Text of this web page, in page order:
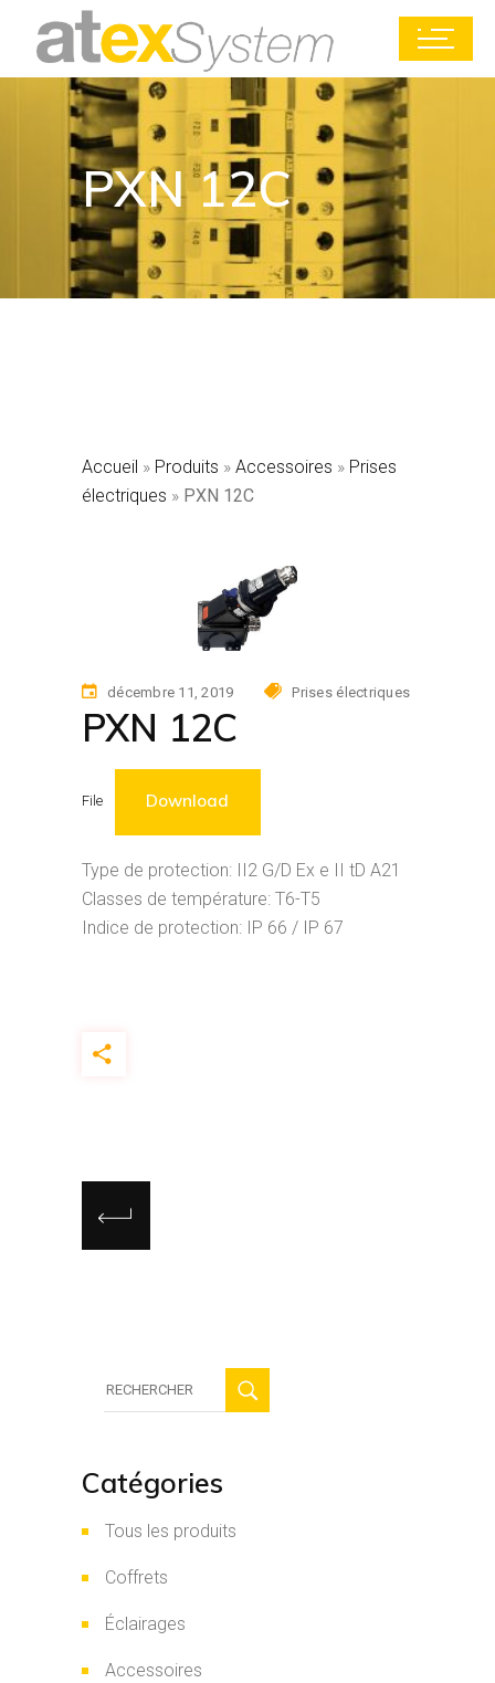
PXN 12C
Accueil » Produits » Accessoires » Prises
électriques » PXN 12C
décembre 11, 2019 Prises électriques
PXN 12C
File Download
Type de protection: II2 G/D Ex e II tD A21
Classes de température: T6-T5
Indice de protection: IP 66 / IP 67
Catégories
Tous les produits
Coffrets
Éclairages
Accessoires